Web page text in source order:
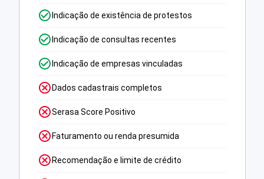
Indicação de existência de protestos
Indicação de consultas recentes
Indicação de empresas vinculadas
Dados cadastrais completos
Serasa Score Positivo
Faturamento ou renda presumida
Recomendação e limite de crédito